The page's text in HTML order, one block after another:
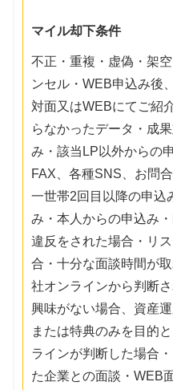
マイル却下条件
不正・重複・虚偽・架
ンセル・WEB申込み後
対面又はWEBにてご紹
らなかったデータ・成
み・該当LP以外からの
FAX、各種SNS、お問
一世帯2回目以降の申込
み・本人からの申込み
違反をされた場合・リ
合・十分な面談時間が
社オンラインから判断
興味がない場合、資産
または特典のみを目的
ラインが判断した場合
た企業との面談・WEB